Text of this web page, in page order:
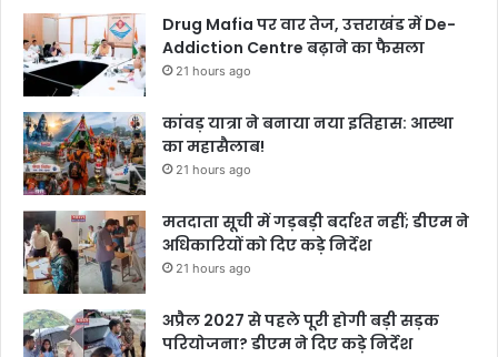
Drug Mafia पर वार तेज, उत्तराखंड में De-
Addiction Centre बढ़ाने का फैसला
21 hours ago
कांवड़ यात्रा ने बनाया नया इतिहास: आस्था
का महासैलाब!
21 hours ago
मतदाता सूची में गड़बड़ी बर्दाश्त नहीं; डीएम ने
अधिकारियों को दिए कड़े निर्देश
21 hours ago
अप्रैल 2027 से पहले पूरी होगी बड़ी सड़क
परियोजना? डीएम ने दिए कड़े निर्देश